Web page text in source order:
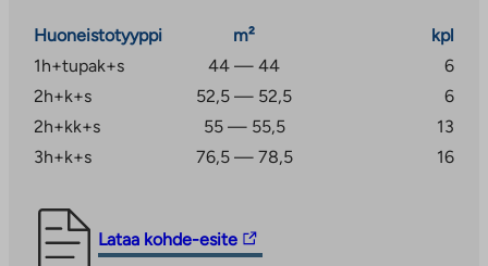
Huoneistotyyppi m²
kpl
1h+tupak+s
44 — 44
6
2h+k+s
52,5 — 52,5
6
2h+kk+s
55 — 55,5
13
3h+k+s
76,5 — 78,5 16
Lataa kohde-esite
Linkki